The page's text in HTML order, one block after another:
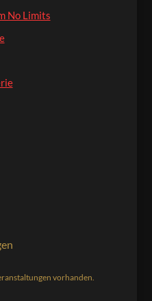
No Limits
vorhanden.